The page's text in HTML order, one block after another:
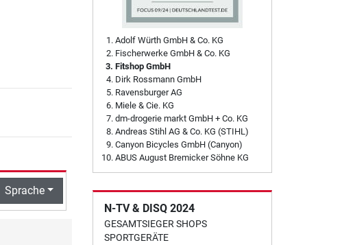
Sprache
Adolf Würth GmbH & Co. KG
Fischerwerke GmbH & Co. KG
Fitshop GmbH
Dirk Rossmann GmbH
Ravensburger AG
Miele & Cie. KG
dm-drogerie markt GmbH + Co. KG
Andreas Stihl AG & Co. KG (STIHL)
Canyon Bicycles GmbH (Canyon)
ABUS August Bremicker Söhne KG
N-TV & DISQ 2024
GESAMTSIEGER SHOPS
SPORTGERÄTE